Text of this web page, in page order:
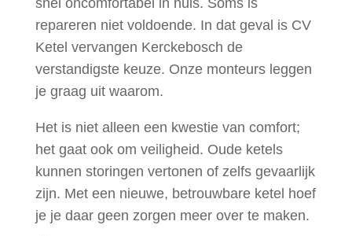
snel oncomfortabel in huis. Soms is
repareren niet voldoende. In dat geval is CV
Ketel vervangen Kerckebosch de
verstandigste keuze. Onze monteurs leggen
je graag uit waarom.
Het is niet alleen een kwestie van comfort;
het gaat ook om veiligheid. Oude ketels
kunnen storingen vertonen of zelfs gevaarlijk
zijn. Met een nieuwe, betrouwbare ketel hoef
je je daar geen zorgen meer over te maken.